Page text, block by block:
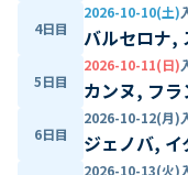
4日目
2026-10-10(土)
バルセロナ,
5日目
2026-10-11(日)
カンヌ, フラ
6日目
2026-10-12(月)
ジェノバ, イ
2026-10-13(火)